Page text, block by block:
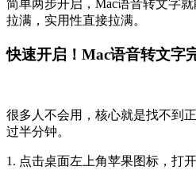
简单两步开启，Mac语音转文字
拉满，实用性直接拉满。
快速开启！Mac语音转文字
很多人不会用，核心就是找不到
过半分钟。
1. 点击桌面左上角苹果图标，打